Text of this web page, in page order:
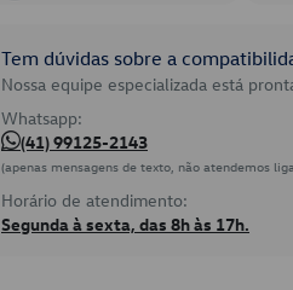
Tem dúvidas sobre a
Nossa equipe especializada está
Whatsapp:
(41) 99125-2143
(apenas mensagens de texto, não atendemos
Horário de atendimento:
Segunda à sexta, das 8h às 17h.